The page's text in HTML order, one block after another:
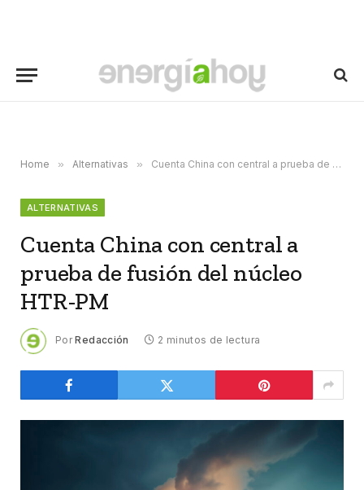
Home » Alternativas » Cuenta China con central a prueba de fusión del núcleo HTR-PM
ALTERNATIVAS
Cuenta China con central a
prueba de fusión del núcleo
HTR-PM
Por Redacción 2 minutos de lectura